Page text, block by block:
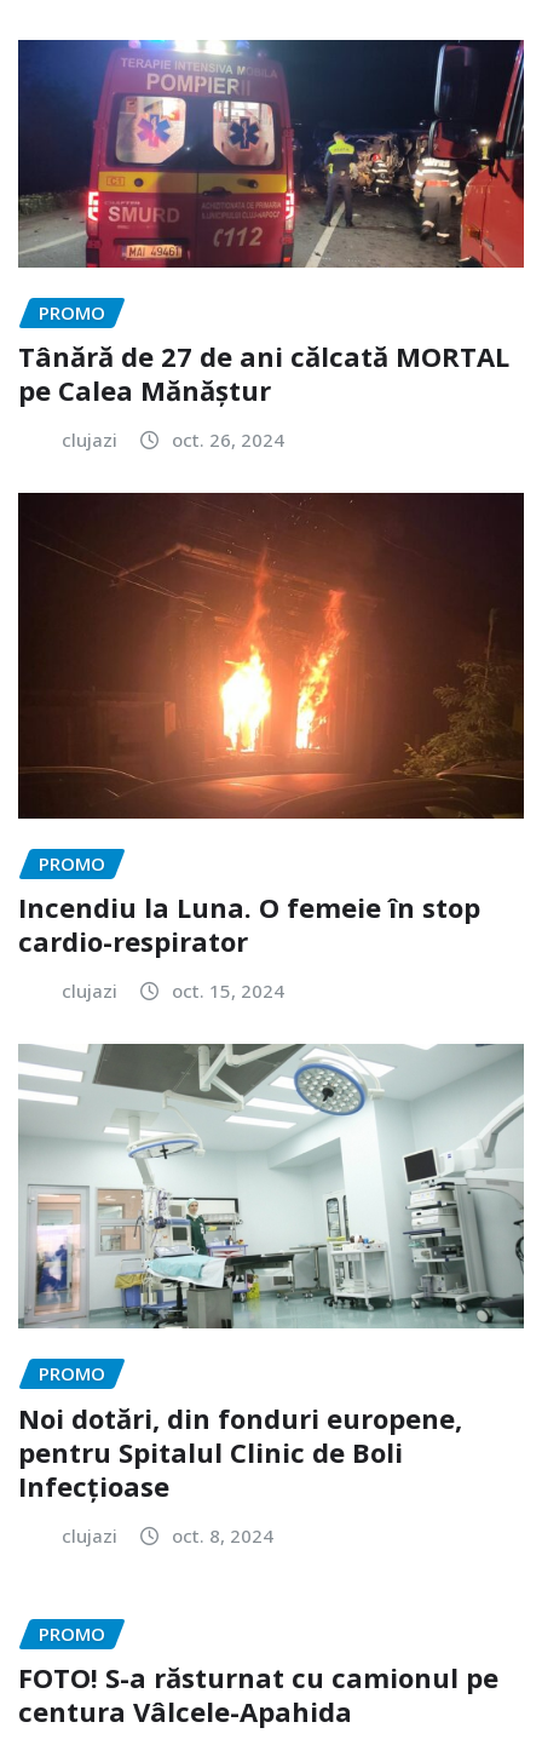
PROMO
Tânără de 27 de ani călcată MORTAL
pe Calea Mănăștur
clujazi oct. 26, 2024
PROMO
Incendiu la Luna. O femeie în stop
cardio-respirator
clujazi oct. 15, 2024
PROMO
Noi dotări, din fonduri europene,
pentru Spitalul Clinic de Boli
Infecțioase
clujazi oct. 8, 2024
PROMO
FOTO! S-a răsturnat cu camionul pe
centura Vâlcele-Apahida